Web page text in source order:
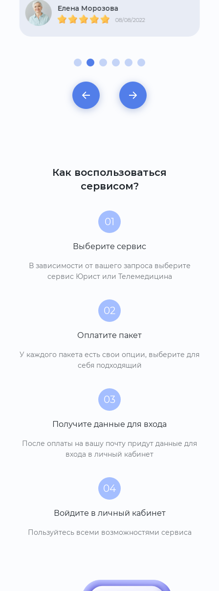
Елена Морозова
08/08/2022
Как воспользоваться
сервисом?
01
Выберите сервис
В зависимости от вашего запроса выберите
сервис Юрист или Телемедицина
02
Оплатите пакет
У каждого пакета есть свои опции, выберите для
себя подходящий
03
Получите данные для входа
После оплаты на вашу почту придут данные для
входа в личный кабинет
04
Войдите в личный кабинет
Пользуйтесь всеми возможностями сервиса